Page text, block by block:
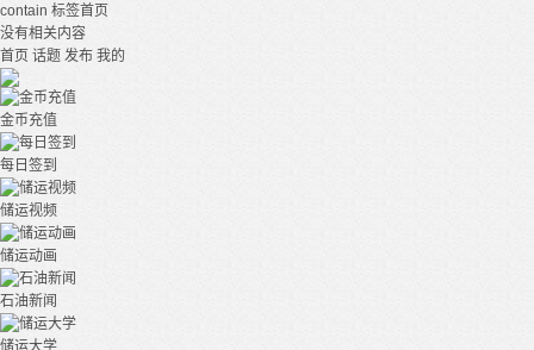
contain 标签首页
没有相关内容
首页 话题 发布 我的
金币充值
每日签到
储运视频
储运动画
石油新闻
储运大学